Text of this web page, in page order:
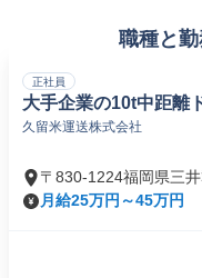
職種と
正社員
大手企業の10t中距離
久留米運送株式会社
〒830-1224福岡県三
月給25万円～45万円